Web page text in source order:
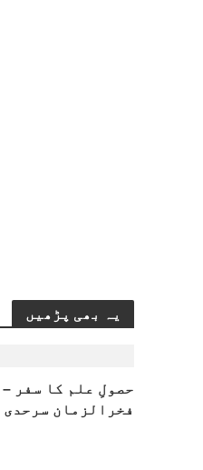
یہ بھی پڑھیں
حصولِ علم کا سفر –
فخرالزمان سرحدی